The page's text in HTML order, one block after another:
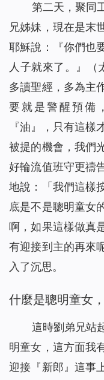
第二天，聚同
兄姊妹，現在是末
耶穌說：『你們也
人子就來了。』
多讀聖經，多為主
要就是警醒預備
『油』，只有這
被提的機會，我們
好輪流值班守更禱
地說：「我們這樣
底是不是聰明童女
啊，如果這樣做真
有迎接到主的再來
入了沉思。
什麼是聰明童女
這時劉弟兄站
明童女，這方面我
迎接『新郎』這事